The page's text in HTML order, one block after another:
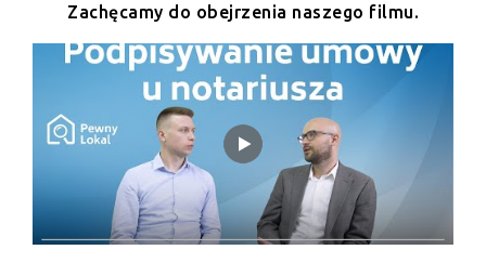
Zachęcamy do obejrzenia naszego filmu.